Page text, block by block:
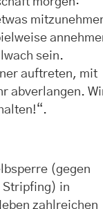
sein.
auftreten, mit
abverlangen.
(gegen
Stripfing) in
zahlreichen